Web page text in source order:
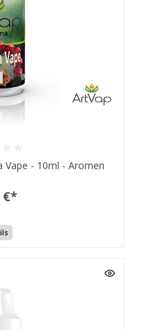
Vape - 10ml - Aromen
€*